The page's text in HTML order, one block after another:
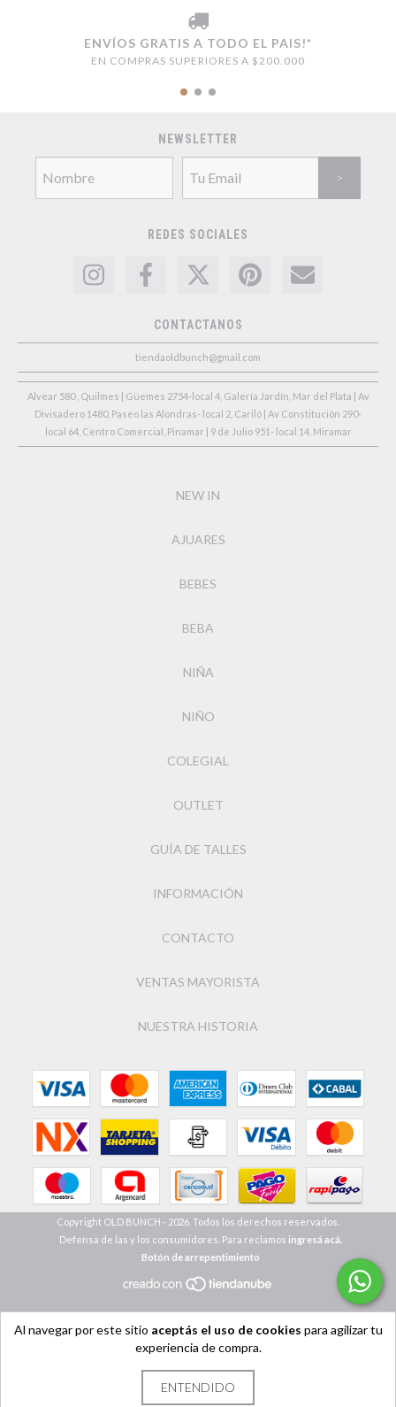
Al navegar por este sitio aceptás el uso de cookies para agilizar tu
experiencia de compra.
ENTENDIDO
ENVÍOS GRATIS A TODO EL PAIS!*
EN COMPRAS SUPERIORES A $200.000
NEWSLETTER
REDES SOCIALES
CONTACTANOS
tiendaoldbunch@gmail.com
Alvear 580 , Quilmes | Güemes 2754-local 4, Galería Jardín, Mar del Plata | Av
Divisadero 1480, Paseo las Alondras- local 2, Cariló | Av Constitución 290-
local 64, Centro Comercial, Pinamar | 9 de Julio 951- local 14, Miramar
NEW IN
AJUARES
BEBES
BEBA
NIÑA
NIÑO
COLEGIAL
OUTLET
GUÍA DE TALLES
INFORMACIÓN
CONTACTO
VENTAS MAYORISTA
NUESTRA HISTORIA
Copyright OLD BUNCH - 2026. Todos los derechos reservados.
Defensa de las y los consumidores. Para reclamos ingresá acá.
Botón de arrepentimiento